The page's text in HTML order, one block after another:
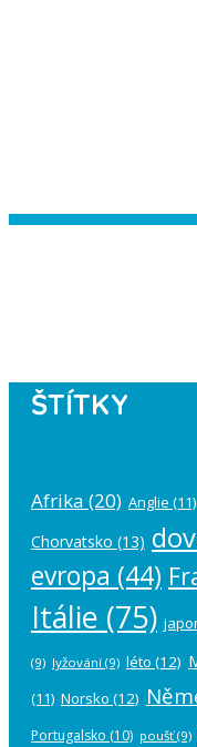
ŠTÍTKY
Afrika (20) Anglie (11)
Chorvatsko (13)
evropa (44)
Itálie (75)
(9) lyžování (9) léto (12)
(11) Norsko (12)
Portugalsko (10) poušť(9)